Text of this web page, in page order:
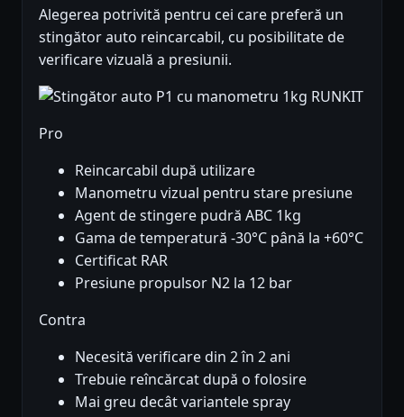
Alegerea potrivită pentru cei care preferă un
stingător auto reincarcabil, cu posibilitate de
verificare vizuală a presiunii.
Pro
Reincarcabil după utilizare
Manometru vizual pentru stare presiune
Agent de stingere pudră ABC 1kg
Gama de temperatură -30°C până la +60°C
Certificat RAR
Presiune propulsor N2 la 12 bar
Contra
Necesită verificare din 2 în 2 ani
Trebuie reîncărcat după o folosire
Mai greu decât variantele spray